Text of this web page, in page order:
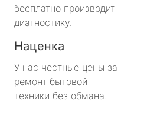
бесплатно производит
диагностику.
Наценка
У нас честные цены за
ремонт бытовой
техники без обмана.